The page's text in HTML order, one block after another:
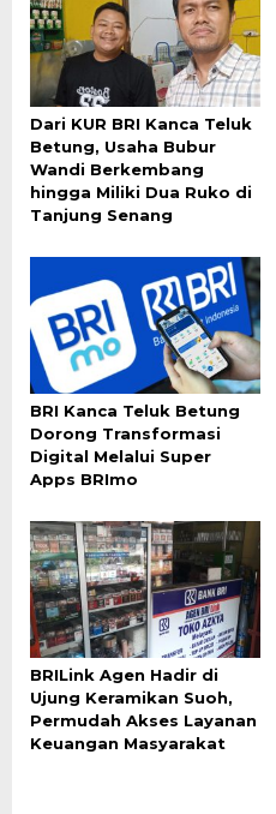
Dari KUR BRI Kanca Teluk
Betung, Usaha Bubur
Wandi Berkembang
hingga Miliki Dua Ruko di
Tanjung Senang
BRI Kanca Teluk Betung
Dorong Transformasi
Digital Melalui Super
Apps BRImo
BRILink Agen Hadir di
Ujung Keramikan Suoh,
Permudah Akses Layanan
Keuangan Masyarakat